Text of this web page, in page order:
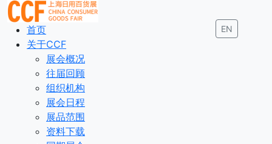
EN
首页
关于CCF
展会概况
往届回顾
组织机构
展会日程
展品范围
资料下载